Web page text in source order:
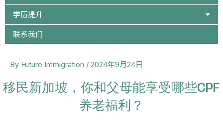
学历提升
联系我们
By Future Immigration / 2024年9月24日
移民新加坡，你和父母能享受哪些CPF
养老福利？
Post